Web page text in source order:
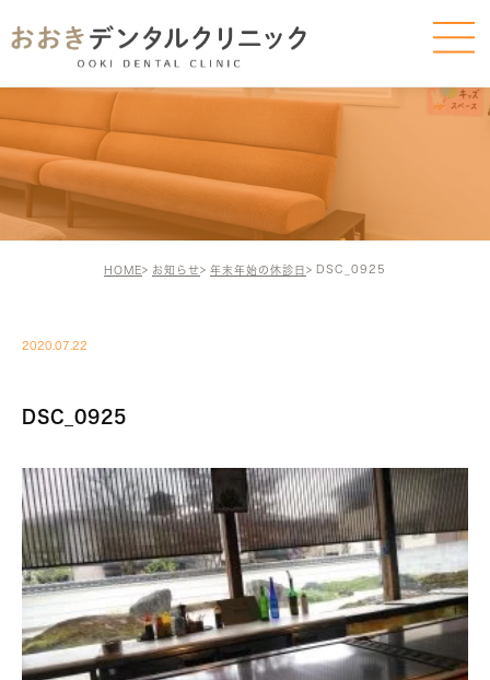
HOME お知らせ 年末年始の休診日 DSC_0925
2020.07.22
DSC_0925